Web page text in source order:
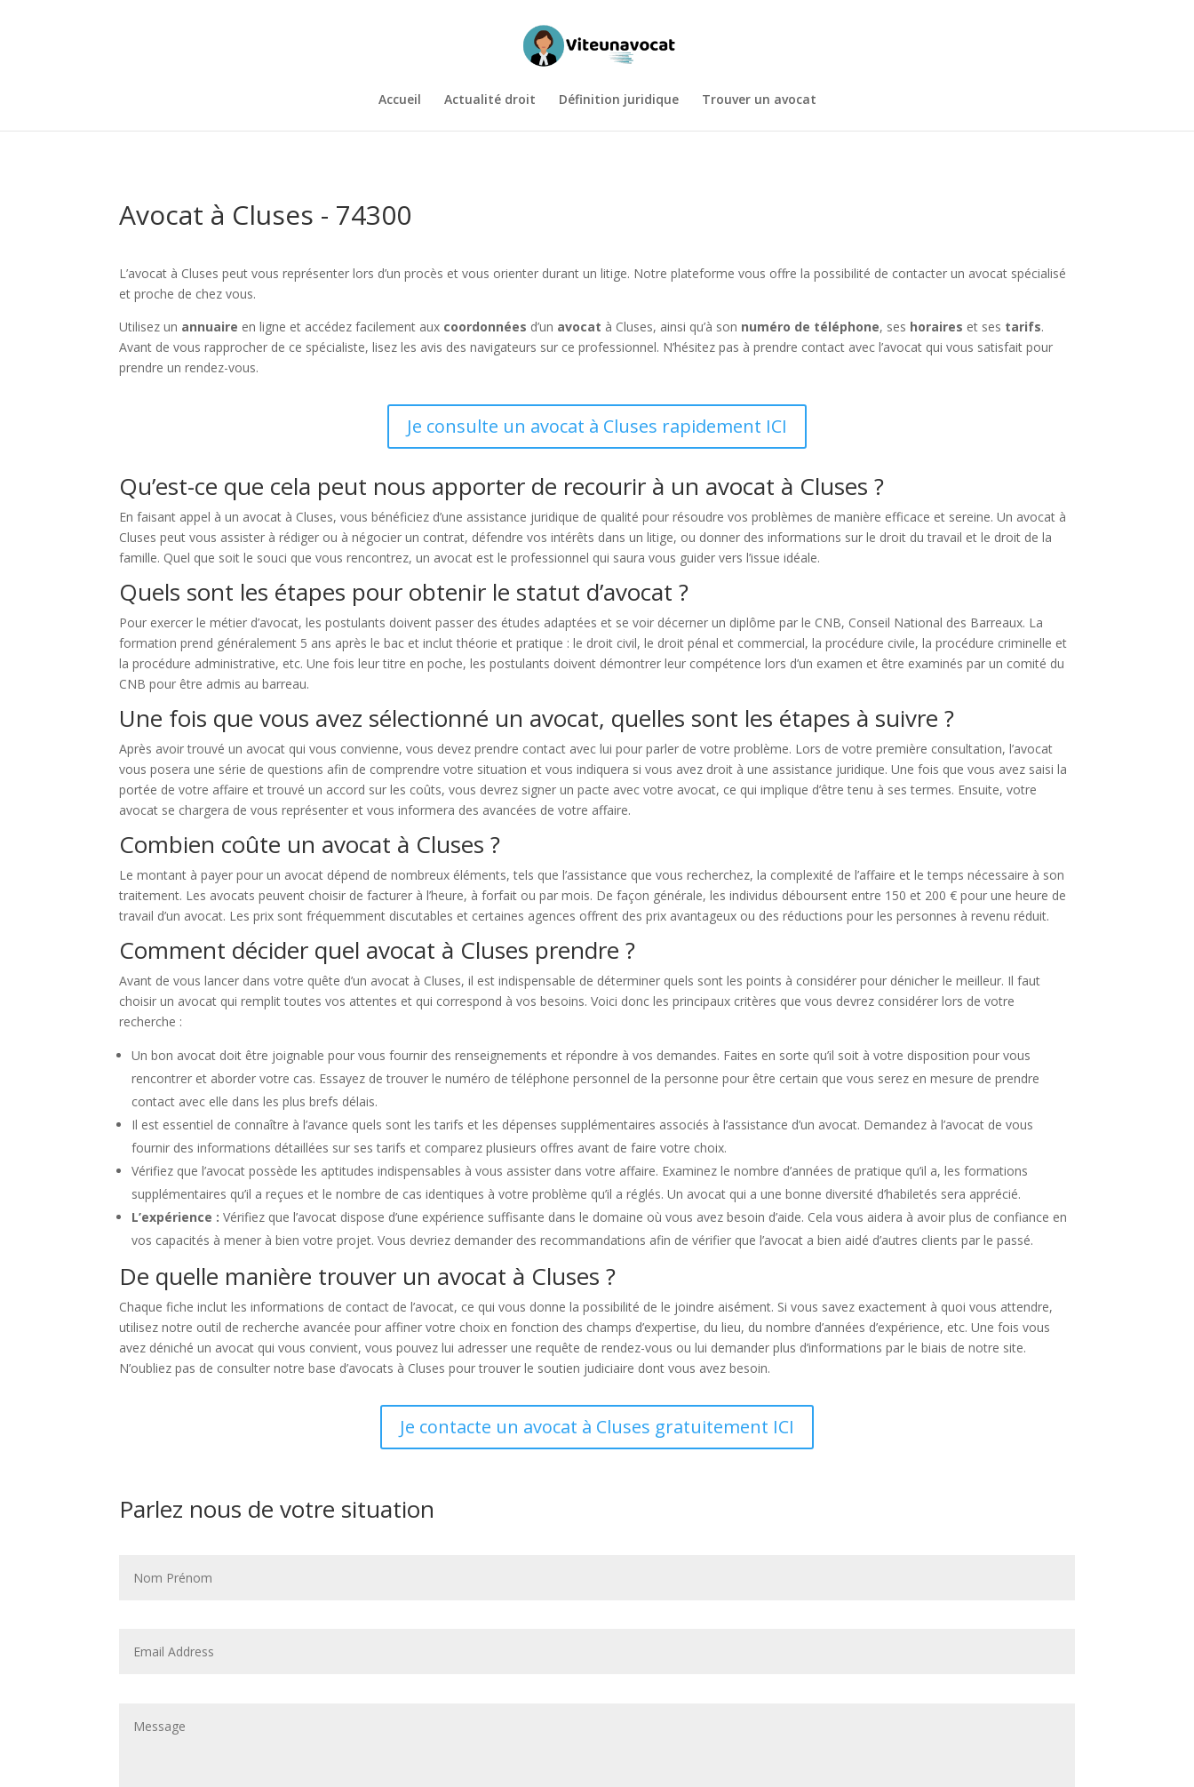
Accueil Actualité droit Définition juridique Trouver un avocat
Avocat à Cluses - 74300
L’avocat à Cluses peut vous représenter lors d’un procès et vous orienter durant un litige. Notre plateforme vous offre la possibilité de contacter un avocat spécialisé
et proche de chez vous.
Utilisez un annuaire en ligne et accédez facilement aux coordonnées d’un avocat à Cluses, ainsi qu’à son numéro de téléphone, ses horaires et ses tarifs.
Avant de vous rapprocher de ce spécialiste, lisez les avis des navigateurs sur ce professionnel. N’hésitez pas à prendre contact avec l’avocat qui vous satisfait pour
prendre un rendez-vous.
Je consulte un avocat à Cluses rapidement ICI
Qu’est-ce que cela peut nous apporter de recourir à un avocat à Cluses ?
En faisant appel à un avocat à Cluses, vous bénéficiez d’une assistance juridique de qualité pour résoudre vos problèmes de manière efficace et sereine. Un avocat à
Cluses peut vous assister à rédiger ou à négocier un contrat, défendre vos intérêts dans un litige, ou donner des informations sur le droit du travail et le droit de la
famille. Quel que soit le souci que vous rencontrez, un avocat est le professionnel qui saura vous guider vers l’issue idéale.
Quels sont les étapes pour obtenir le statut d’avocat ?
Pour exercer le métier d’avocat, les postulants doivent passer des études adaptées et se voir décerner un diplôme par le CNB, Conseil National des Barreaux. La
formation prend généralement 5 ans après le bac et inclut théorie et pratique : le droit civil, le droit pénal et commercial, la procédure civile, la procédure criminelle et
la procédure administrative, etc. Une fois leur titre en poche, les postulants doivent démontrer leur compétence lors d’un examen et être examinés par un comité du
CNB pour être admis au barreau.
Une fois que vous avez sélectionné un avocat, quelles sont les étapes à suivre ?
Après avoir trouvé un avocat qui vous convienne, vous devez prendre contact avec lui pour parler de votre problème. Lors de votre première consultation, l’avocat
vous posera une série de questions afin de comprendre votre situation et vous indiquera si vous avez droit à une assistance juridique. Une fois que vous avez saisi la
portée de votre affaire et trouvé un accord sur les coûts, vous devrez signer un pacte avec votre avocat, ce qui implique d’être tenu à ses termes. Ensuite, votre
avocat se chargera de vous représenter et vous informera des avancées de votre affaire.
Combien coûte un avocat à Cluses ?
Le montant à payer pour un avocat dépend de nombreux éléments, tels que l’assistance que vous recherchez, la complexité de l’affaire et le temps nécessaire à son
traitement. Les avocats peuvent choisir de facturer à l’heure, à forfait ou par mois. De façon générale, les individus déboursent entre 150 et 200 € pour une heure de
travail d’un avocat. Les prix sont fréquemment discutables et certaines agences offrent des prix avantageux ou des réductions pour les personnes à revenu réduit.
Comment décider quel avocat à Cluses prendre ?
Avant de vous lancer dans votre quête d’un avocat à Cluses, il est indispensable de déterminer quels sont les points à considérer pour dénicher le meilleur. Il faut
choisir un avocat qui remplit toutes vos attentes et qui correspond à vos besoins. Voici donc les principaux critères que vous devrez considérer lors de votre
recherche :
Un bon avocat doit être joignable pour vous fournir des renseignements et répondre à vos demandes. Faites en sorte qu’il soit à votre disposition pour vous
rencontrer et aborder votre cas. Essayez de trouver le numéro de téléphone personnel de la personne pour être certain que vous serez en mesure de prendre
contact avec elle dans les plus brefs délais.
Il est essentiel de connaître à l’avance quels sont les tarifs et les dépenses supplémentaires associés à l’assistance d’un avocat. Demandez à l’avocat de vous
fournir des informations détaillées sur ses tarifs et comparez plusieurs offres avant de faire votre choix.
Vérifiez que l’avocat possède les aptitudes indispensables à vous assister dans votre affaire. Examinez le nombre d’années de pratique qu’il a, les formations
supplémentaires qu’il a reçues et le nombre de cas identiques à votre problème qu’il a réglés. Un avocat qui a une bonne diversité d’habiletés sera apprécié.
L’expérience :Vérifiez que l’avocat dispose d’une expérience suffisante dans le domaine où vous avez besoin d’aide. Cela vous aidera à avoir plus de confiance en
vos capacités à mener à bien votre projet. Vous devriez demander des recommandations afin de vérifier que l’avocat a bien aidé d’autres clients par le passé.
De quelle manière trouver un avocat à Cluses ?
Chaque fiche inclut les informations de contact de l’avocat, ce qui vous donne la possibilité de le joindre aisément. Si vous savez exactement à quoi vous attendre,
utilisez notre outil de recherche avancée pour affiner votre choix en fonction des champs d’expertise, du lieu, du nombre d’années d’expérience, etc. Une fois vous
avez déniché un avocat qui vous convient, vous pouvez lui adresser une requête de rendez-vous ou lui demander plus d’informations par le biais de notre site.
N’oubliez pas de consulter notre base d’avocats à Cluses pour trouver le soutien judiciaire dont vous avez besoin.
Je contacte un avocat à Cluses gratuitement ICI
Parlez nous de votre situation